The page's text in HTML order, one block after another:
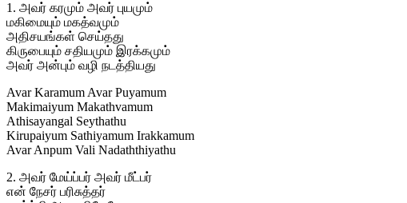
1. அவர் கரமும் அவர் புயமும்
மகிமையும் மகத்வமும்
அதிசயங்கள் செய்தது
கிருபையும் சதியமும் இரக்கமும்
அவர் அன்பும் வழி நடத்தியது
Avar Karamum Avar Puyamum
Makimaiyum Makathvamum
Athisayangal Seythathu
Kirupaiyum Sathiyamum Irakkamum
Avar Anpum Vali Nadaththiyathu
2. அவர் மேய்ப்பர் அவர் மீட்பர்
என் நேசர் பரிசுத்தர்